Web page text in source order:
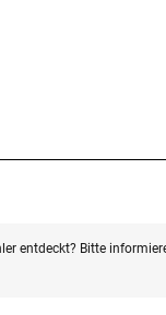
entdeckt? Bitte